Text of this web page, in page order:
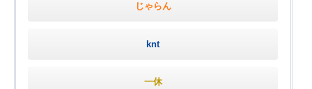
じゃらん
knt
一休